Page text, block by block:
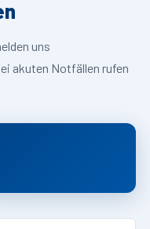
uns
akuten Notfällen rufen